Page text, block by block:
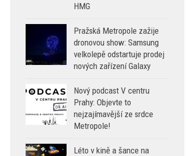
HMG
Pražská Metropole zažije
dronovou show: Samsung
velkolepě odstartuje prodej
nových zařízení Galaxy
Nový podcast V centru
Prahy: Objevte to
nejzajímavější ze srdce
Metropole!
Léto v kině a šance na